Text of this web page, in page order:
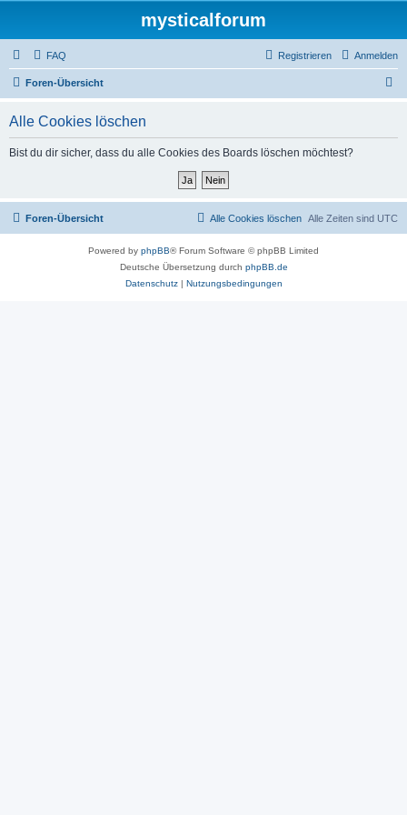
mysticalforum
FAQ Anmelden
Registrieren
Foren-Übersicht
Alle Cookies löschen
Bist du dir sicher, dass du alle Cookies des Boards löschen möchtest?
Foren-Übersicht Alle Zeiten sind UTC
Alle Cookies löschen
Powered by phpBB® Forum Software © phpBB Limited
Deutsche Übersetzung durch phpBB.de
Datenschutz| Nutzungsbedingungen